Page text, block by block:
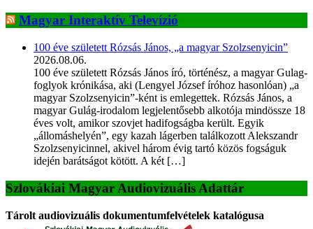
Magyar Interaktív Televízió
100 éve született Rózsás János, „a magyar Szolzsenyicin”
2026.08.06.
100 éve született Rózsás János író, történész, a magyar Gulag-
foglyok krónikása, aki (Lengyel József íróhoz hasonlóan) „a
magyar Szolzsenyicin”-ként is emlegettek. Rózsás János, a
magyar Gulág-irodalom legjelentősebb alkotója mindössze 18
éves volt, amikor szovjet hadifogságba került. Egyik
„állomáshelyén”, egy kazah lágerben találkozott Alekszandr
Szolzsenyicinnel, akivel három évig tartó közös fogságuk
idején barátságot kötött. A két […]
Szlovákiai Magyar Audiovizuális Adattár
Tárolt audiovizuális dokumentumfelvételek katalógusa